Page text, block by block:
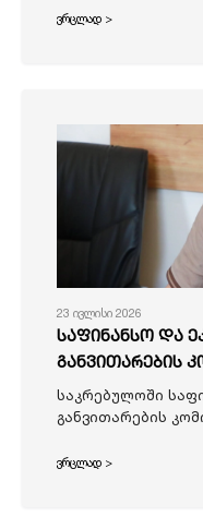
ვრცლად >
23 ივლისი 2026
საფინანსო და
განვითარების
საკრებულოში
განვითარების
ვრცლად >